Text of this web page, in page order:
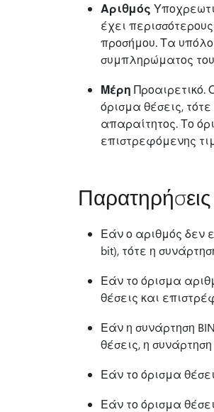
Αριθμός
έχει
προσήμου. Τα
συμπληρώματος
Μέρη
όρισμα θέσεις,
απαραίτητος. Το
επιστρεφόμενης
Παρατηρήσεις
Εάν ο αριθμός δεν
bit), τότε η
Εάν το όρισμα
θέσεις και
Εάν η συνάρτηση
θέσεις, η
Εάν το όρισμα
Εάν το όρισμα